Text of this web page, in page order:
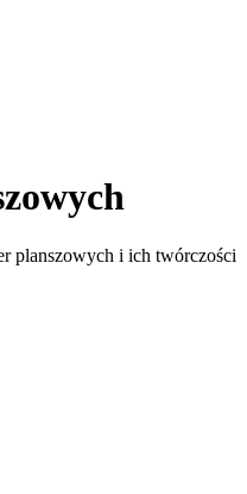
planszowych i ich twórczości